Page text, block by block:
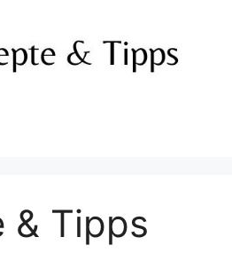
& Tipps